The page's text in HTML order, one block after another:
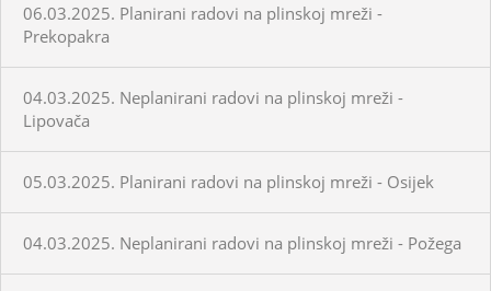
06.03.2025. Planirani radovi na plinskoj mreži -
Prekopakra
04.03.2025. Neplanirani radovi na plinskoj mreži -
Lipovača
05.03.2025. Planirani radovi na plinskoj mreži - Osijek
04.03.2025. Neplanirani radovi na plinskoj mreži - Požega